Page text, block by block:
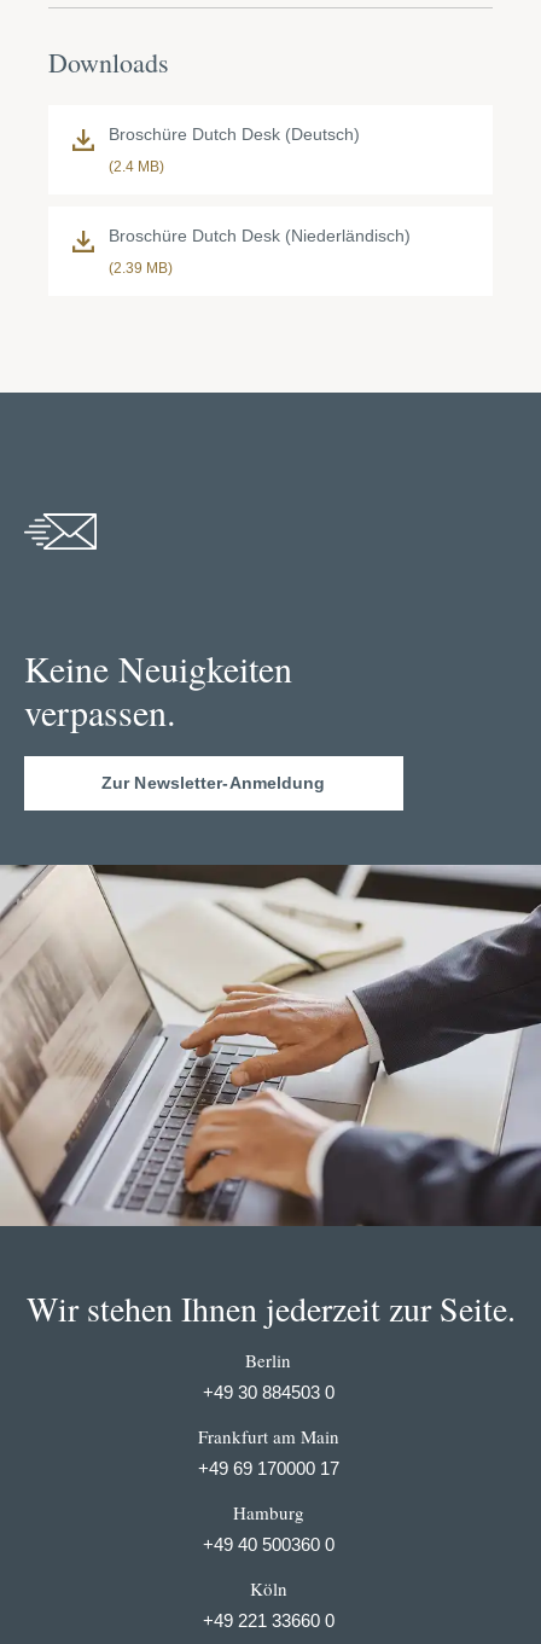
Downloads
Broschüre Dutch Desk (Deutsch)
(2.4 MB)
Broschüre Dutch Desk (Niederländisch)
(2.39 MB)
Keine Neuigkeiten
verpassen.
Zur Newsletter-Anmeldung
Wir stehen Ihnen jederzeit zur Seite.
Berlin
+49 30 884503 0
Frankfurt am Main
+49 69 170000 17
Hamburg
+49 40 500360 0
Köln
+49 221 33660 0